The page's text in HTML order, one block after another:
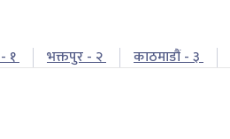
- १ भक्तपुर - २ काठमाडौं - ३